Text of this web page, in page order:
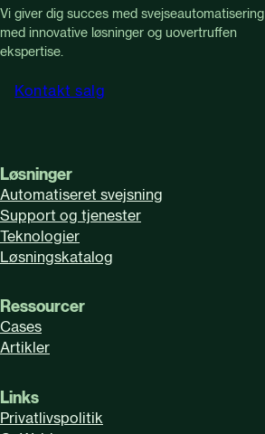
Vi giver dig succes med svejseautomatisering
med innovative løsninger og uovertruffen
ekspertise.
Kontakt salg
Løsninger
Automatiseret svejsning
Support og tjenester
Teknologier
Løsningskatalog
Ressourcer
Cases
Artikler
Links
Privatlivspolitik